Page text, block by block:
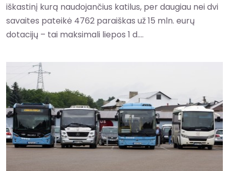
iškastinį kurą naudojančius katilus, per daugiau nei dvi
savaites pateikė 4762 paraiškas už 15 mln. eurų
dotacijų – tai maksimali liepos 1 d....